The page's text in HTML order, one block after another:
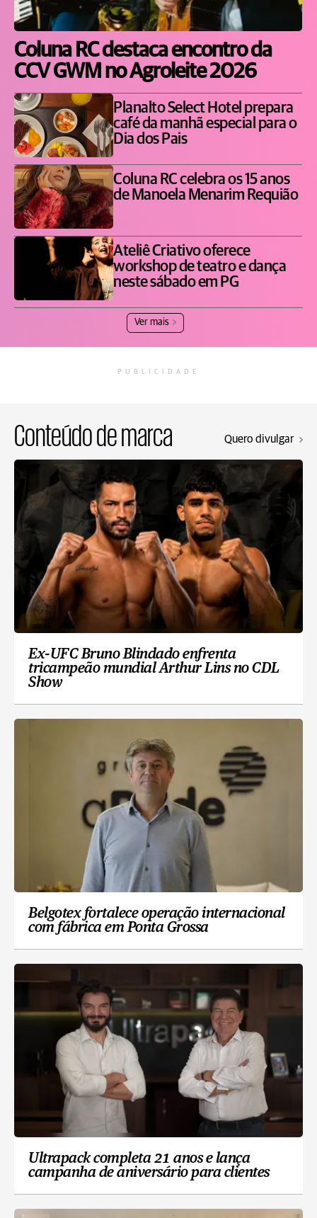
Coluna RC destaca encontro da
CCV GWM no Agroleite 2026
Planalto Select Hotel prepara
café da manhã especial para o
Dia dos Pais
Coluna RC celebra os 15 anos
de Manoela Menarim Requião
Ateliê Criativo oferece
workshop de teatro e dança
neste sábado em PG
Ver mais
PUBLICIDADE
Conteúdo de marca Quero divulgar
Ex-UFC Bruno Blindado enfrenta
tricampeão mundial Arthur Lins no CDL
Show
Belgotex fortalece operação internacional
com fábrica em Ponta Grossa
Ultrapack completa 21 anos e lança
campanha de aniversário para clientes